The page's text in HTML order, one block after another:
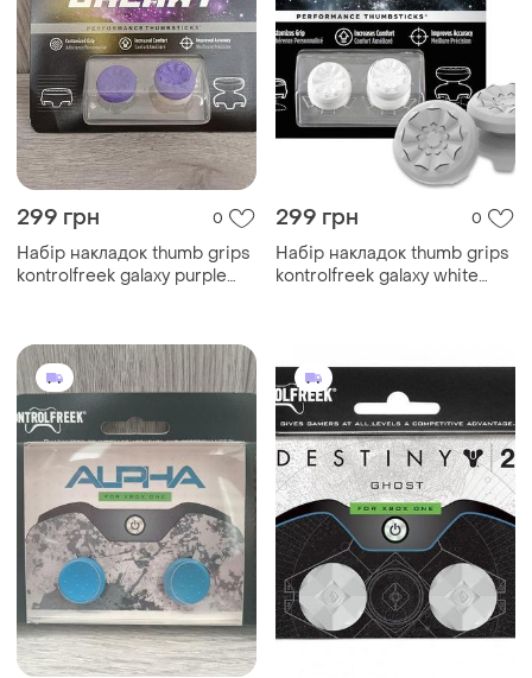
299 грн 0
Набір накладок thumb grips
kontrolfreek galaxy purple
299 грн 0
Набір накладок thumb grips
kontrolfreek galaxy white